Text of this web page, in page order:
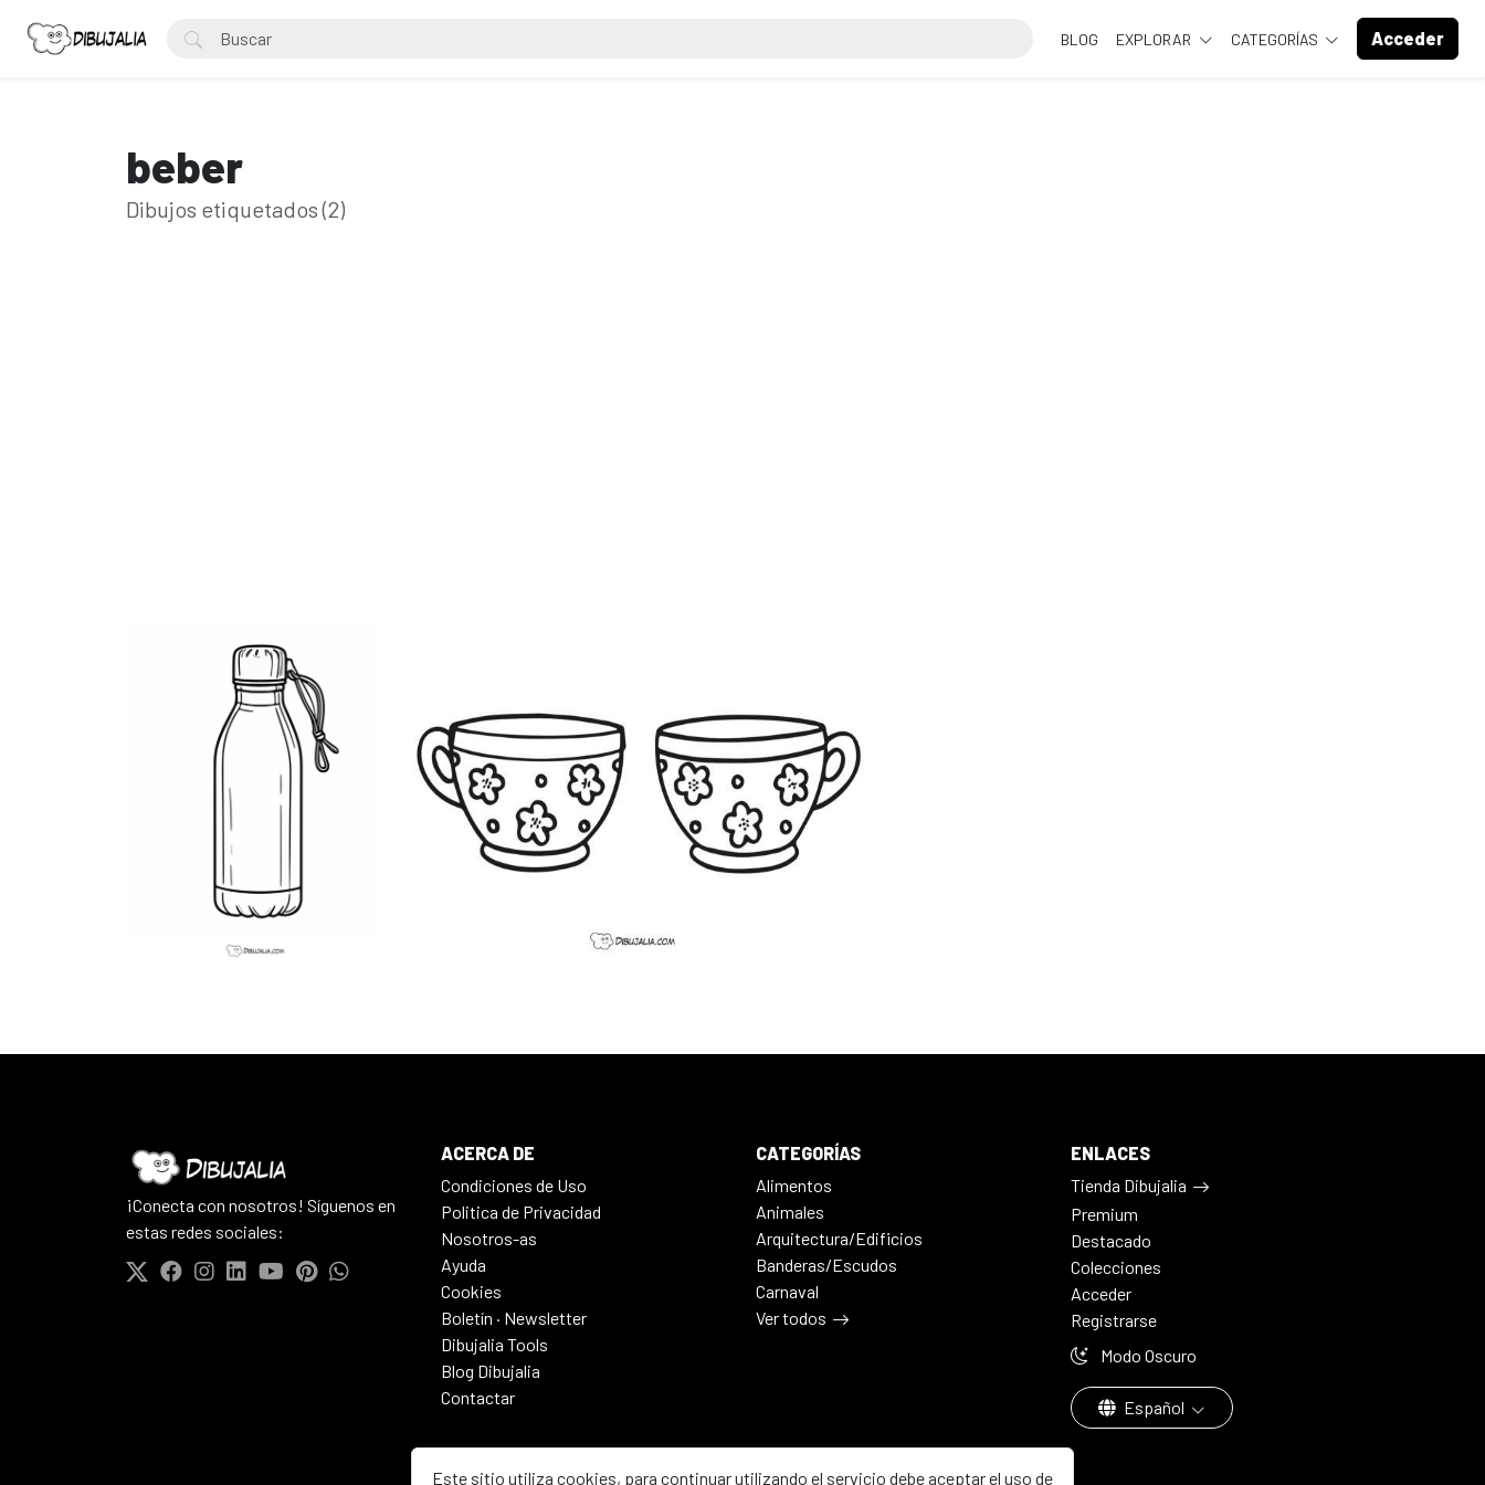
Este sitio utiliza cookies, para continuar utilizando el servicio debe aceptar el uso de
BLOG EXPLORAR CATEGORÍAS Acceder
beber
Dibujos etiquetados (2)
¡Conecta con nosotros! Síguenos en
estas redes sociales:
ACERCA DE
Condiciones de Uso
Politica de Privacidad
Nosotros-as
Ayuda
Cookies
Boletín · Newsletter
Dibujalia Tools
Blog Dibujalia
Contactar
CATEGORÍAS
Alimentos
Animales
Arquitectura/Edificios
Banderas/Escudos
Carnaval
Ver todos
ENLACES
Tienda Dibujalia
Premium
Destacado
Colecciones
Acceder
Registrarse
Modo Oscuro
Español